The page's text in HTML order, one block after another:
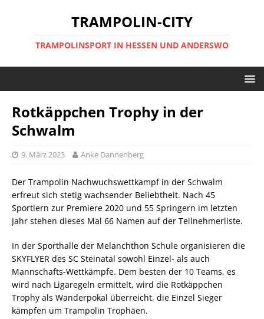
TRAMPOLIN-CITY
TRAMPOLINSPORT IN HESSEN UND ANDERSWO
Rotkäppchen Trophy in der
Schwalm
9. März 2023 Anke Dannenberg
Der Trampolin Nachwuchswettkampf in der Schwalm
erfreut sich stetig wachsender Beliebtheit. Nach 45
Sportlern zur Premiere 2020 und 55 Springern im letzten
Jahr stehen dieses Mal 66 Namen auf der Teilnehmerliste.
In der Sporthalle der Melanchthon Schule organisieren die
SKYFLYER des SC Steinatal sowohl Einzel- als auch
Mannschafts-Wettkämpfe. Dem besten der 10 Teams, es
wird nach Ligaregeln ermittelt, wird die Rotkäppchen
Trophy als Wanderpokal überreicht, die Einzel Sieger
kämpfen um Trampolin Trophäen.